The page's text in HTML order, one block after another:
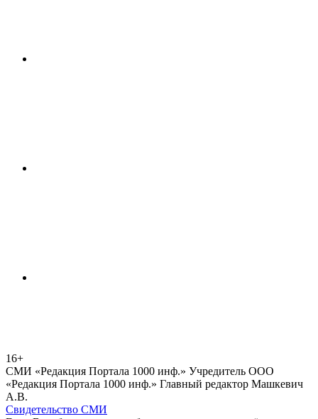
16+
СМИ «Редакция Портала 1000 инф.» Учредитель ООО
«Редакция Портала 1000 инф.» Главный редактор Машкевич
А.В.
Свидетельство СМИ